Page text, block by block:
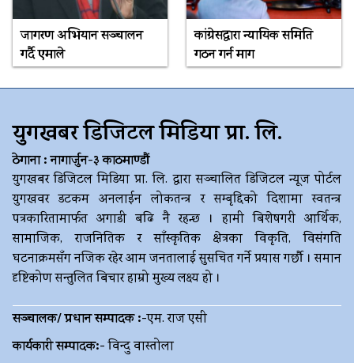
जागरण अभियान सञ्चालन
गर्दै एमाले
कांग्रेसद्वारा न्यायिक समिति
गठन गर्न माग
युगखबर डिजिटल मिडिया प्रा. लि.
ठेगाना : नागार्जुन-३ काठमाण्डौं
युगखबर डिजिटल मिडिया प्रा. लि. द्धारा सञ्चालित डिजिटल न्यूज पोर्टल
युगखवर डटकम अनलाईन लोकतन्त्र र सम्बृद्दिको दिशामा स्वतन्त्र
पत्रकारितामार्फत अगाडी बढि नै रहन्छ । हामी बिशेषगरी आर्थिक,
सामाजिक, राजनितिक र साँस्कृतिक क्षेत्रका विकृति, विसंगति
घटनाक्रमसँग नजिक रहेर आम जनतालाई सुसचित गर्ने प्रयास गर्छौ । समान
दृष्टिकोण सन्तुलित बिचार हाम्रो मुख्य लक्ष्य हो ।
सञ्चालक/ प्रधान सम्पादक :-एम. राज एसी
कार्यकारी सम्पादक:-विन्दु वास्तोला